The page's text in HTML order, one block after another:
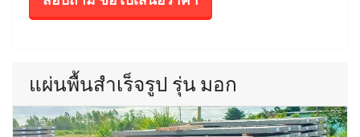
แผ่นพื้นสำเร็จรูป รุ่น มอก